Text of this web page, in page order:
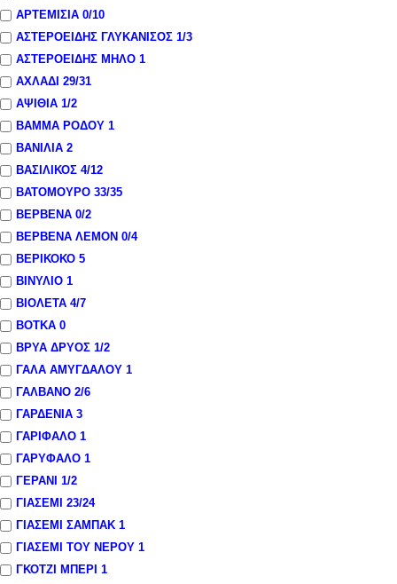
ΑΡΤΕΜΙΣΙΑ 0/10
ΑΣΤΕΡΟΕΙΔΗΣ ΓΛΥΚΑΝΙΣΟΣ 1/3
ΑΣΤΕΡΟΕΙΔΗΣ ΜΗΛΟ 1
ΑΧΛΑΔΙ 29/31
ΑΨΙΘΙΑ 1/2
ΒΑΜΜΑ ΡΟΔΟΥ 1
ΒΑΝΙΛΙΑ 2
ΒΑΣΙΛΙΚΟΣ 4/12
ΒΑΤΟΜΟΥΡΟ 33/35
ΒΕΡΒΕΝΑ 0/2
ΒΕΡΒΕΝΑ ΛΕΜΟΝ 0/4
ΒΕΡΙΚΟΚΟ 5
ΒΙΝΥΛΙΟ 1
ΒΙΟΛΕΤΑ 4/7
ΒΟΤΚΑ 0
ΒΡΥΑ ΔΡΥΟΣ 1/2
ΓΑΛΑ ΑΜΥΓΔΑΛΟΥ 1
ΓΑΛΒΑΝΟ 2/6
ΓΑΡΔΕΝΙΑ 3
ΓΑΡΙΦΑΛΟ 1
ΓΑΡΥΦΑΛΟ 1
ΓΕΡΑΝΙ 1/2
ΓΙΑΣΕΜΙ 23/24
ΓΙΑΣΕΜΙ ΣΑΜΠΑΚ 1
ΓΙΑΣΕΜΙ ΤΟΥ ΝΕΡΟΥ 1
ΓΚΟΤΖΙ ΜΠΕΡΙ 1